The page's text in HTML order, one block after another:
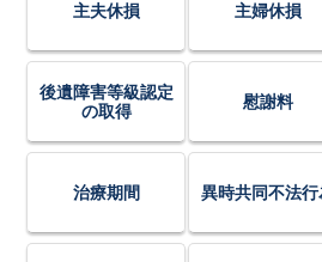
主夫休損 主婦休損
後遺障害等級認定
の取得
慰謝料
治療期間 異時共同不法行